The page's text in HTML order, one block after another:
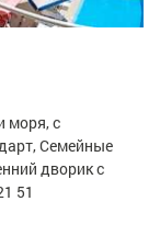
моря, с
Семейные
дворик с
51